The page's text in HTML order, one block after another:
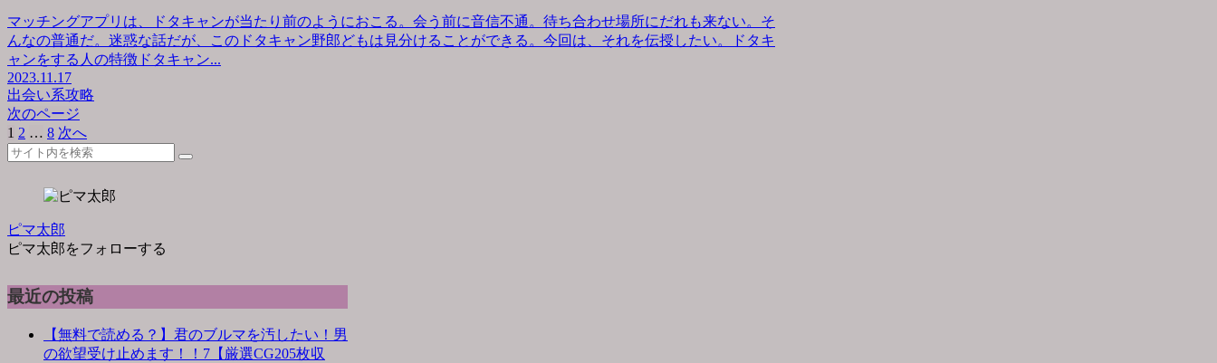
マッチングアプリは、ドタキャンが当たり前のようにおこる。会う前に音信不通。待ち合わせ場所にだれも来ない。そ
んなの普通だ。迷惑な話だが、このドタキャン野郎どもは見分けることができる。今回は、それを伝授したい。ドタキ
ャンをする人の特徴ドタキャン...
2023.11.17
出会い系攻略
次のページ
1 2 … 8 次へ
ピマ太郎
ピマ太郎をフォローする
最近の投稿
【無料で読める？】君のブルマを汚したい！男
の欲望受け止めます！！7【厳選CG205枚収